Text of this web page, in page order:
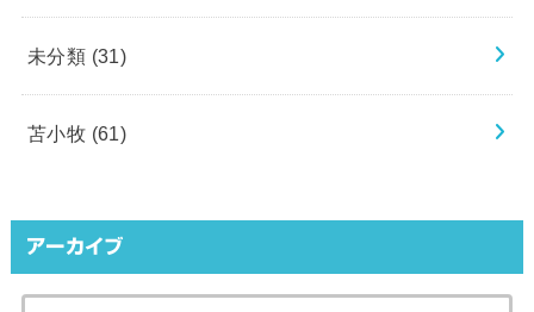
未分類 (31)
苫小牧 (61)
アーカイブ